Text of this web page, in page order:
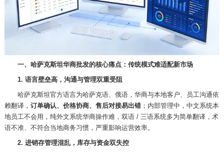
一、哈萨克斯坦华商批发的核心痛点：传统模式难适配新市场
1. 语言壁垒高，沟通与管理双重受阻
哈萨克斯坦官方语言为哈萨克语、俄语，华商与本地客户、员工沟通依
赖翻译， 订单确认、价格协商、售后对接易出错；内部管理中，中文系统本
地员工不会用，纯外文系统华商操作难，双语 / 三语系统多为简单翻译，术
语不准、不符合当地商务习惯，严重影响运营效率。
2. 进销存管理混乱，库存与资金双失控